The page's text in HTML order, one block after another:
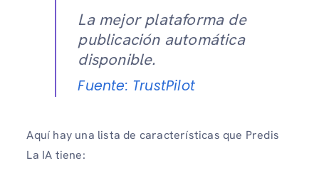
La mejor plataforma de
publicación automática
disponible.
Fuente: TrustPilot
Aquí hay una lista de características que Predis
La IA tiene: